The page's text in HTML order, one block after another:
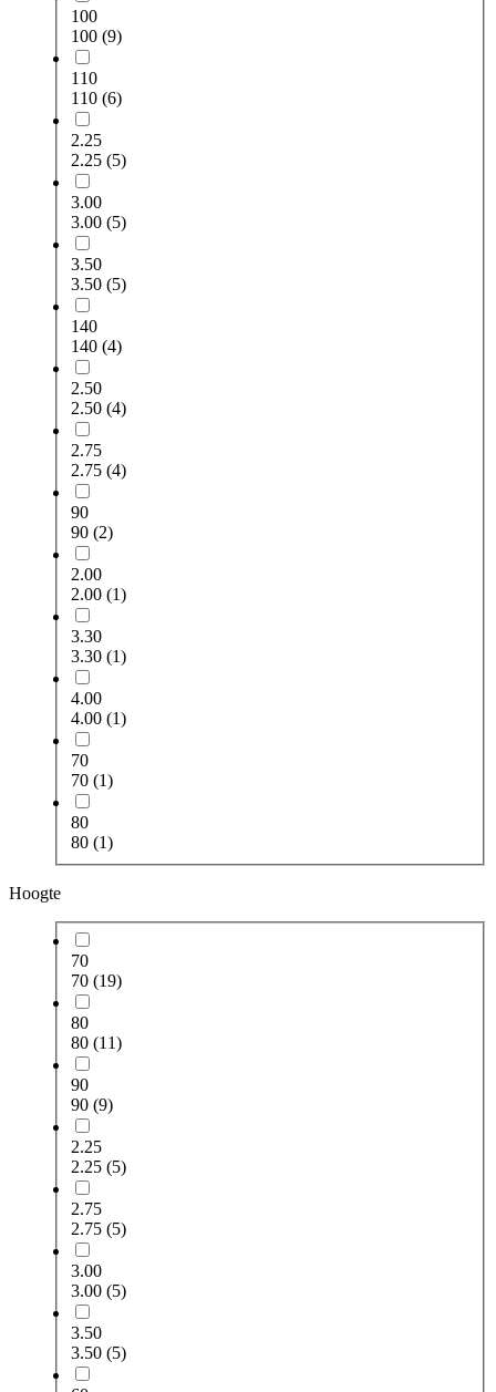
100
100 (9)
110
110 (6)
2.25
2.25 (5)
3.00
3.00 (5)
3.50
3.50 (5)
140
140 (4)
2.50
2.50 (4)
2.75
2.75 (4)
90
90 (2)
2.00
2.00 (1)
3.30
3.30 (1)
4.00
4.00 (1)
70
70 (1)
80
80 (1)
Hoogte
70
70 (19)
80
80 (11)
90
90 (9)
2.25
2.25 (5)
2.75
2.75 (5)
3.00
3.00 (5)
3.50
3.50 (5)